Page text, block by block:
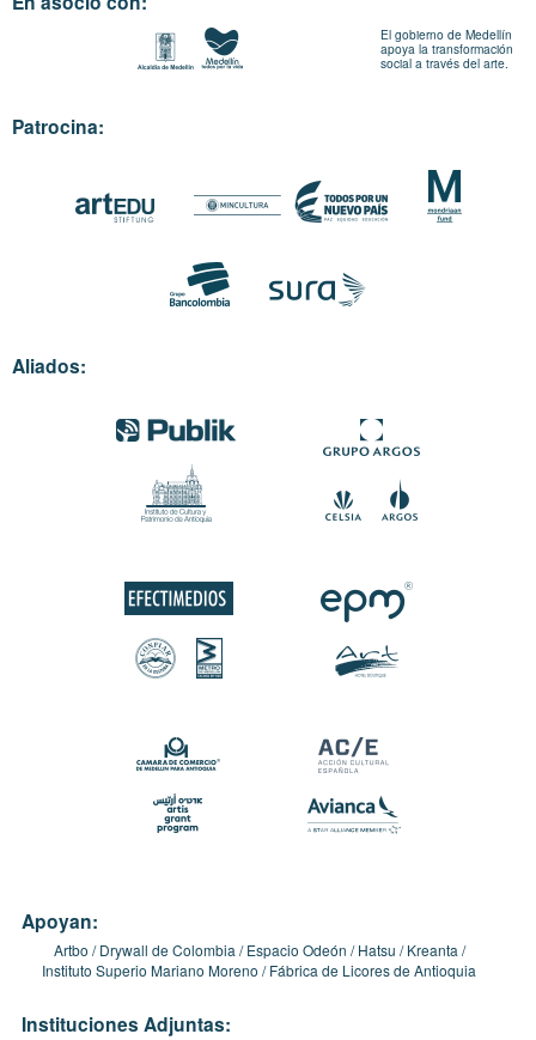
El gobierno de Medellín
apoya la transformación
social a través del arte.
Patrocina:
Aliados:
Apoyan:
Artbo Drywall de Colombia Espacio Odeón Hatsu
Kreanta
Instituto Superio Mariano Moreno
Fábrica de Licores de Antioquia
Instituciones Adjuntas: